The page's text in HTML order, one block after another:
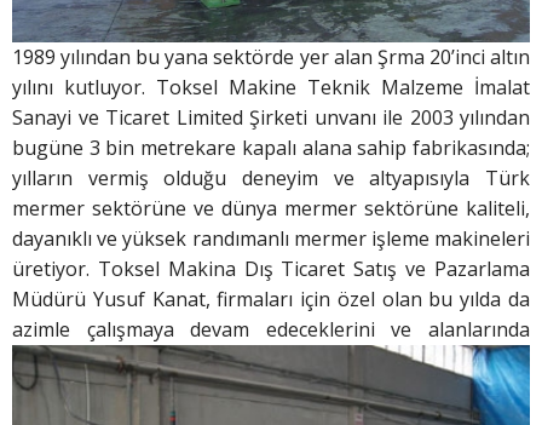
1989 yılından bu yana sektörde yer alan Şrma 20’inci altın
yılını kutluyor. Toksel Makine Teknik Malzeme İmalat
Sanayi ve Ticaret Limited Şirketi unvanı ile 2003 yılından
bugüne 3 bin metrekare kapalı alana sahip fabrikasında;
yılların vermiş olduğu deneyim ve altyapısıyla Türk
mermer sektörüne ve dünya mermer sektörüne kaliteli,
dayanıklı ve yüksek randımanlı mermer işleme makineleri
üretiyor. Toksel Makina Dış Ticaret Satış ve Pazarlama
Müdürü Yusuf Kanat, firmaları için özel olan bu yılda da
azimle çalışmaya devam edeceklerini ve alanlarında